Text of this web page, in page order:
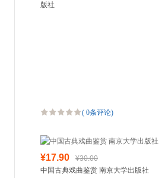
版社
( 0条评论)
¥17.90
¥30.00
中国古典戏曲鉴赏 南京大学出版社